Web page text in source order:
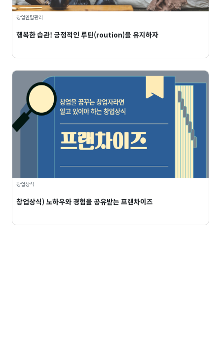
창업멘탈관리
행복한 습관! 긍정적인 루틴(roution)을 유지하자
창업상식
창업상식) 노하우와 경험을 공유받는 프랜차이즈